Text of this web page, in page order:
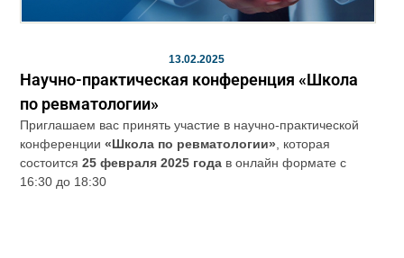
13.02.2025
Научно-практическая конференция «Школа
по ревматологии»
Приглашаем вас принять участие в научно-практической
конференции«Школа по ревматологии», которая
состоится25 февраля 2025 года в онлайн формате с
16:30 до 18:30